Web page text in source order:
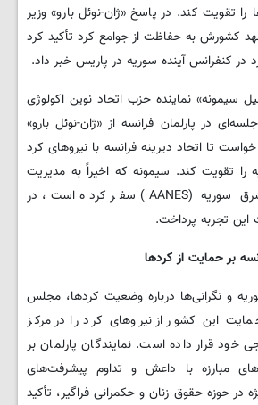
را تقویت کند. در پاسخ «ژان-نوئل بارو» وزیر
کشورش به حفاظت از جوامع کرد تأکید کرد
در کنفرانس آینده سوریه در پاریس خبر داد.
سیمونه» نماینده حزب اتحاد نوین اکولوژی
در پارلمان فرانسه از «ژان-نوئل بارو»
تا اتحاد دیرینه فرانسه با نیروهای کرد
تقویت کند. سیمونه که اخیراً به مدیریت
خودگردان شمال و شرق سوریه (AANES) سفر کرده است، در
این تجربه پرداخت.
بر حمایت از کردها
و نگرانی‌ها درباره وضعیت کردها، مجلس
این کشور از نیروهای کرد را در مرکز
قرار داده است. نمایندگان پارلمان بر
مبارزه با داعش و تداوم پیشرفت‌های
در حوزه حقوق زنان و حکمرانی فراگیر، تأکید